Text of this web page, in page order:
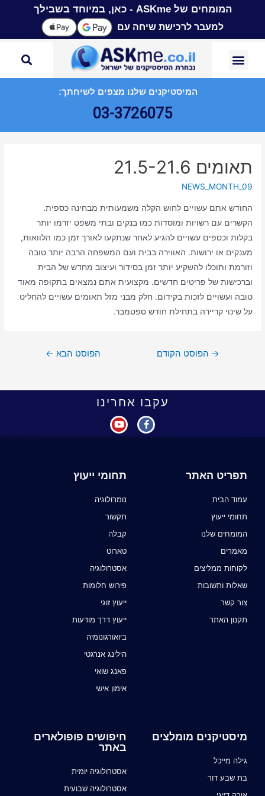
המומחים של ASKme - כאן, במיוחד בשבילך
למעבר לרכישת שיחה עם
המיסטיקנים שלנו מצפים לשיחתך:
03-3726075
תאומים 21.5-21.6
NEWS_MONTH_09
החודש אתם עשויים לחוש הקלה משמעותית מבחינה כספית.
הקשרים עם רשויות ומוסדות כמו בנקים ובתי משפט יזרמו יותר
בקלות וכספים עשויים להגיע לאחר שנתקעו לאורך זמן כמו הלוואות,
מענקים או ירושות. האווירה בבית ועם המשפחה הרבה יותר טובה
וזורמת ותוכלו להשקיע יותר זמן בסידור ועיצוב מחדש של הבית
וברכישות של פריטים חדשים. מקצועית אתם נמצאים בתקופה מאוד
טובה ועשויים לזכות בקידום. חלק מבני מזל תאומים עשויים להחליט
על שינוי קריירה בתחילת חודש ספטמבר.
→ הפוסט הקודם הפוסט הבא ←
עקבו אחרינו
תפריט האתר
עמוד הבית
תחומי ייעוץ
המומחים שלנו
מאמרים
לקוחות ממליצים
שאלות ותשובות
צור קשר
תקנון האתר
תחומי ייעוץ
נומרולוגיה
תקשור
קבלה
טארוט
אסטרולוגיה
פירוש חלומות
ייעוץ זוגי
ייעוץ דרך מודעות
ביואורגונומיה
הילינג אנרגטי
פאנג שואי
אימון אישי
מיסטיקנים מומלצים
גילה מייכל
בת שבע דור
חיפושים פופולארים
באתר
אסטרולוגיה יומית
אסטרולוגיה שבועית